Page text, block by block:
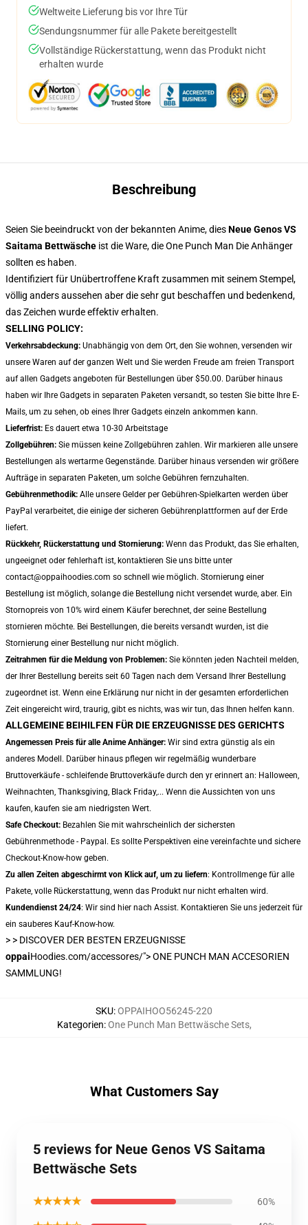
Weltweite Lieferung bis vor Ihre Tür
Sendungsnummer für alle Pakete bereitgestellt
Vollständige Rückerstattung, wenn das Produkt nicht
erhalten wurde
Beschreibung
Seien Sie beeindruckt von der bekannten Anime, diesNeue Genos VS
Saitama Bettwäsche ist die Ware, die One Punch Man Die Anhänger
sollten es haben.
Identifiziert für Unübertroffene Kraft zusammen mit seinem Stempel,
völlig anders aussehen aber die sehr gut beschaffen und bedenkend,
das Zeichen wurde effektiv erhalten.
SELLING POLICY:
Verkehrsabdeckung: Unabhängig von dem Ort, den Sie wohnen, versenden wir
unsere Waren auf der ganzen Welt und Sie werden Freude am freien Transport
auf allen Gadgets angeboten für Bestellungen über $50.00. Darüber hinaus
haben wir Ihre Gadgets in separaten Paketen versandt, so testen Sie bitte Ihre E-
Mails, um zu sehen, ob eines Ihrer Gadgets einzeln ankommen kann.
Lieferfrist: Es dauert etwa 10-30 Arbeitstage
Zollgebühren: Sie müssen keine Zollgebühren zahlen. Wir markieren alle unsere
Bestellungen als wertarme Gegenstände. Darüber hinaus versenden wir größere
Aufträge in separaten Paketen, um solche Gebühren fernzuhalten.
Gebührenmethodik: Alle unsere Gelder per Gebühren-Spielkarten werden über
PayPal verarbeitet, die einige der sicheren Gebührenplattformen auf der Erde
liefert.
Rückkehr, Rückerstattung und Stornierung: Wenn das Produkt, das Sie erhalten,
ungeeignet oder fehlerhaft ist, kontaktieren Sie uns bitte unter
contact@oppaihoodies.com so schnell wie möglich. Stornierung einer
Bestellung ist möglich, solange die Bestellung nicht versendet wurde, aber. Ein
Stornopreis von 10% wird einem Käufer berechnet, der seine Bestellung
stornieren möchte. Bei Bestellungen, die bereits versandt wurden, ist die
Stornierung einer Bestellung nur nicht möglich.
Zeitrahmen für die Meldung von Problemen: Sie könnten jeden Nachteil melden,
der Ihrer Bestellung bereits seit 60 Tagen nach dem Versand Ihrer Bestellung
zugeordnet ist. Wenn eine Erklärung nur nicht in der gesamten erforderlichen
Zeit eingereicht wird, traurig, gibt es nichts, was wir tun, das Ihnen helfen kann.
ALLGEMEINE BEIHILFEN FÜR DIE ERZEUGNISSE DES GERICHTS
Angemessen Preis für alle Anime Anhänger: Wir sind extra günstig als ein
anderes Modell. Darüber hinaus pflegen wir regelmäßig wunderbare
Bruttoverkäufe - schleifende Bruttoverkäufe durch den yr erinnert an: Halloween,
Weihnachten, Thanksgiving, Black Friday,... Wenn die Aussichten von uns
kaufen, kaufen sie am niedrigsten Wert.
Safe Checkout: Bezahlen Sie mit wahrscheinlich der sichersten
Gebührenmethode - Paypal. Es sollte Perspektiven eine vereinfachte und sichere
Checkout-Know-how geben.
Zu allen Zeiten abgeschirmt von Klick auf, um zu liefern: Kontrollmenge für alle
Pakete, volle Rückerstattung, wenn das Produkt nur nicht erhalten wird.
Kundendienst 24/24: Wir sind hier nach Assist. Kontaktieren Sie uns jederzeit für
ein sauberes Kauf-Know-how.
> > DISCOVER DER BESTEN ERZEUGNISSE
oppaiHoodies.com/accessores/"> ONE PUNCH MAN ACCESORIEN
SAMMLUNG!
SKU:OPPAIHOO56245-220
Kategorien:One Punch Man Bettwäsche Sets,
What Customers Say
5 reviews for Neue Genos VS Saitama
Bettwäsche Sets
★★★★★ 60%